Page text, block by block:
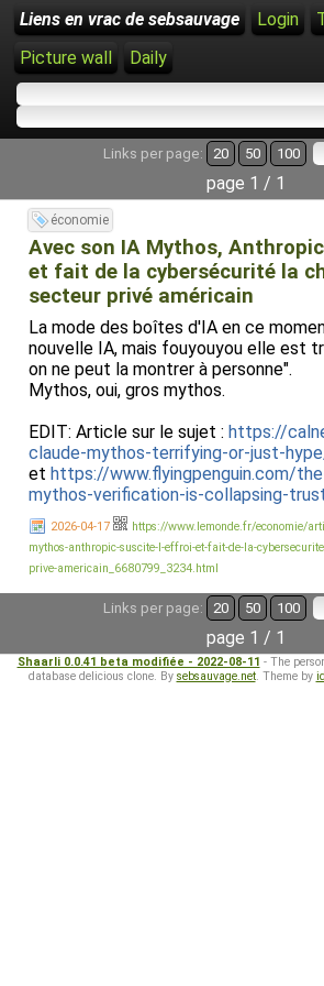
Liens en vrac de sebsauvage Login
Picture wall
Daily
Links per page: 20 50 100
page 1 / 1
économie
Avec son IA Mythos,
et fait de la cybersécurité la
secteur privé américain
La mode des boîtes d'IA en ce
nouvelle IA, mais fouyouyou elle est
on ne peut la montrer à personne".
Mythos, oui, gros mythos.
EDIT: Article sur le sujet : https://
claude-mythos-terrifying-or-just-
et https://www.flyingpenguin.com/
mythos-verification-is-collapsing-
2026-04-17
https://www.lemonde.fr/economie/
mythos-anthropic-suscite-l-effroi-et-fait-de-la-
prive-americain_6680799_3234.html
Links per page: 20 50 100
page 1 / 1
Shaarli 0.0.41 beta modifiée - 2022-08-11 - The
database delicious clone. By sebsauvage.net. Theme by